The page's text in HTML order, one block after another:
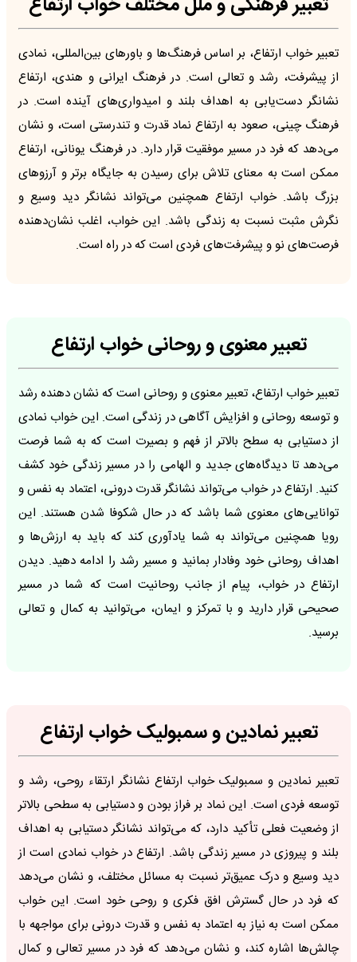
تعبیر خواب ارتفاع، بر اساس فرهنگ‌ها و باورهای بین‌المللی، نمادی
از پیشرفت، رشد و تعالی است. در فرهنگ ایرانی و هندی، ارتفاع
نشانگر دست‌یابی به اهداف بلند و امیدواری‌های آینده است. در
فرهنگ چینی، صعود به ارتفاع نماد قدرت و تندرستی است، و نشان
می‌دهد که فرد در مسیر موفقیت قرار دارد. در فرهنگ یونانی، ارتفاع
ممکن است به معنای تلاش برای رسیدن به جایگاه برتر و آرزوهای
بزرگ باشد. خواب ارتفاع همچنین می‌تواند نشانگر دید وسیع و
نگرش مثبت نسبت به زندگی باشد. این خواب، اغلب نشان‌دهنده
فرصت‌های نو و پیشرفت‌های فردی است که در راه است.
تعبیر معنوی و روحانی خواب ارتفاع
تعبیر خواب ارتفاع، تعبیر معنوی و روحانی است که نشان دهنده رشد
و توسعه روحانی و افزایش آگاهی در زندگی است. این خواب نمادی
از دستیابی به سطح بالاتر از فهم و بصیرت است که به شما فرصت
می‌دهد تا دیدگاه‌های جدید و الهامی را در مسیر زندگی خود کشف
کنید. ارتفاع در خواب می‌تواند نشانگر قدرت درونی، اعتماد به نفس و
توانایی‌های معنوی شما باشد که در حال شکوفا شدن هستند. این
رویا همچنین می‌تواند به شما یادآوری کند که باید به ارزش‌ها و
اهداف روحانی خود وفادار بمانید و مسیر رشد را ادامه دهید. دیدن
ارتفاع در خواب، پیام از جانب روحانیت است که شما در مسیر
صحیحی قرار دارید و با تمرکز و ایمان، می‌توانید به کمال و تعالی
برسید.
تعبیر نمادین و سمبولیک خواب ارتفاع
تعبیر نمادین و سمبولیک خواب ارتفاع نشانگر ارتقاء روحی، رشد و
توسعه فردی است. این نماد بر فراز بودن و دستیابی به سطحی بالاتر
از وضعیت فعلی تأکید دارد، که می‌تواند نشانگر دستیابی به اهداف
بلند و پیروزی در مسیر زندگی باشد. ارتفاع در خواب نمادی است از
دید وسیع و درک عمیق‌تر نسبت به مسائل مختلف، و نشان می‌دهد
که فرد در حال گسترش افق فکری و روحی خود است. این خواب
ممکن است به نیاز به اعتماد به نفس و قدرت درونی برای مواجهه با
چالش‌ها اشاره کند، و نشان می‌دهد که فرد در مسیر تعالی و کمال